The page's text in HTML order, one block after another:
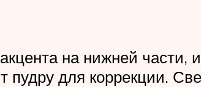
на нижней части,
пудру для коррекции.